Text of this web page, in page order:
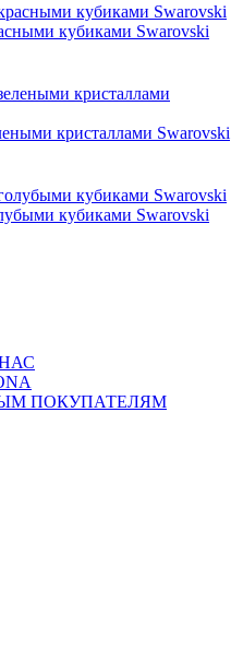
кубиками Swarovski
кристаллами Swarovski
кубиками Swarovski
ПОКУПАТЕЛЯМ